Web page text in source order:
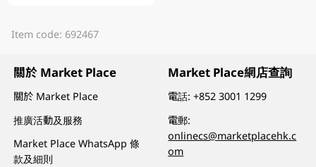
Item code: 692467
關於 Market Place
關於 Market Place
推廣活動及服務
Market Place WhatsApp 條
款及細則
Market Place網店查詢
電話:+852 3001 1299
電郵:
onlinecs@marketplacehk.c
om